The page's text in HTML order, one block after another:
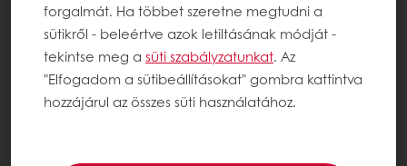
forgalmát. Ha többet szeretne megtudni a
sütikről - beleértve azok letiltásának módját -
tekintse meg a süti szabályzatunkat. Az
"Elfogadom a sütibeállításokat" gombra kattintva
hozzájárul az összes süti használatához.